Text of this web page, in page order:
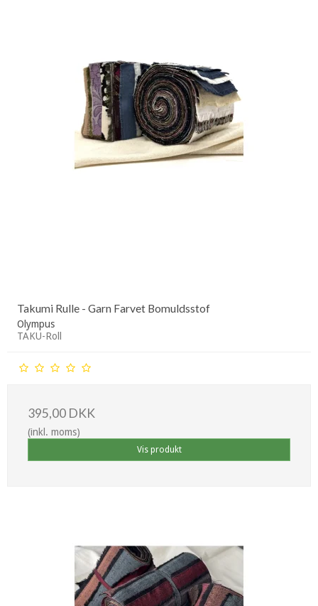
Takumi Rulle - Garn Farvet Bomuldsstof
Olympus
TAKU-Roll
395,00 DKK
(inkl. moms)
Vis produkt